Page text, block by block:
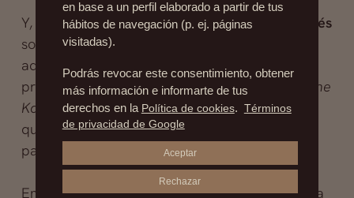
Y, en efecto, las imágenes del antes y el después
son espectaculares. Poco queda ya de aquella
adolescente que se asomó tímidamente al
programa de telerrealidadKeeping Up With The
Kardashians, una chica como tantas otras a la
que algunos pronto empezaron a llamar «el
patito feo».
En este cuento, el patito también se transforma
en base a un perfil elaborado a partir de tus
hábitos de navegación (p. ej. páginas
visitadas).
Podrás revocar este consentimiento, obtener
más información e informarte de tus
derechos en la Política de cookies. Términos
de privacidad de Google
Aceptar
Rechazar